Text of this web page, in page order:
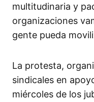
multitudinaria y
organizaciones
gente pueda
La protesta,
sindicales en
miércoles de los